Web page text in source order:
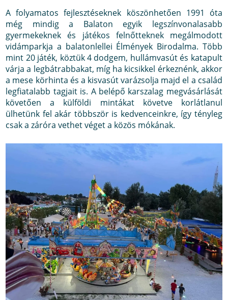
A folyamatos fejlesztéseknek köszönhetően 1991 óta
még mindig a Balaton egyik legszínvonalasabb
gyermekeknek és játékos felnőtteknek megálmodott
vidámparkja a balatonlellei Élmények Birodalma. Több
mint 20 játék, köztük 4 dodgem, hullámvasút és katapult
várja a legbátrabbakat, míg ha kicsikkel érkeznénk, akkor
a mese körhinta és a kisvasút varázsolja majd el a család
legfiatalabb tagjait is. A belépő karszalag megvásárlását
követően a külföldi mintákat követve korlátlanul
ülhetünk fel akár többször is kedvenceinkre, így tényleg
csak a záróra vethet véget a közös mókának.